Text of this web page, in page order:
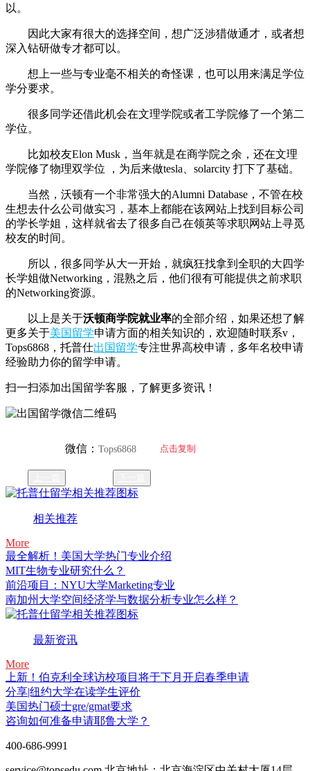
以。
因此大家有很大的选择空间，想广泛涉猎做通才，或者想
深入钻研做专才都可以。
想上一些与专业毫不相关的奇怪课，也可以用来满足学位
学分要求。
很多同学还借此机会在文理学院或者工学院修了一个第二
学位。
比如校友Elon Musk，当年就是在商学院之余，还在文理
学院修了物理双学位 ，为后来做tesla、solarcity 打下了基础。
当然，沃顿有一个非常强大的Alumni Database，不管在校
生想去什么公司做实习，基本上都能在该网站上找到目标公司
的学长学姐，这样就省去了很多自己在领英等求职网站上寻觅
校友的时间。
所以，很多同学从大一开始，就疯狂找拿到全职的大四学
长学姐做Networking，混熟之后，他们很有可能提供之前求职
的Networking资源。
以上是关于沃顿商学院就业率的全部介绍，如果还想了解
更多关于美国留学申请方面的相关知识的，欢迎随时联系v，
Tops6868，托普仕出国留学专注世界高校申请，多年名校申请
经验助力你的留学申请。
扫一扫添加出国留学客服，了解更多资讯！
微信：Tops6868 点击复制
相关推荐
More
最全解析！美国大学热门专业介绍
MIT生物专业研究什么？
前沿项目：NYU大学Marketing专业
南加州大学空间经济学与数据分析专业怎么样？
最新资讯
More
上新！伯克利全球访校项目将于下月开启春季申请
分享|纽约大学在读学生评价
美国热门硕士gre/gmat要求
咨询如何准备申请耶鲁大学？
400-686-9991